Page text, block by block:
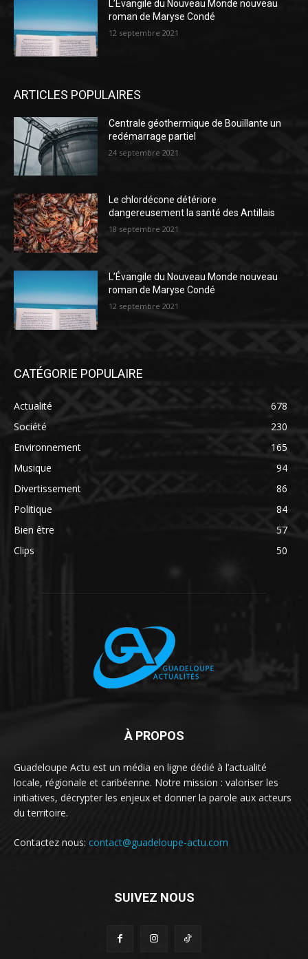
L’Évangile du Nouveau Monde nouveau
roman de Maryse Condé
12 septembre 2021
ARTICLES POPULAIRES
Centrale géothermique de Bouillante un
redémarrage partiel
24 septembre 2021
Le chlordécone détériore
dangereusement la santé des Antillais
18 septembre 2021
L’Évangile du Nouveau Monde nouveau
roman de Maryse Condé
12 septembre 2021
CATÉGORIE POPULAIRE
Actualité
678
Société
230
Environnement
165
Musique
94
Divertissement
86
Politique
84
Bien être
57
Clips
50
À PROPOS
Guadeloupe Actu est un média en ligne dédié à l’actualité
locale, régionale et caribéenne. Notre mission : valoriser les
initiatives, décrypter les enjeux et donner la parole aux acteurs
du territoire.
Contactez nous: contact@guadeloupe-actu.com
SUIVEZ NOUS